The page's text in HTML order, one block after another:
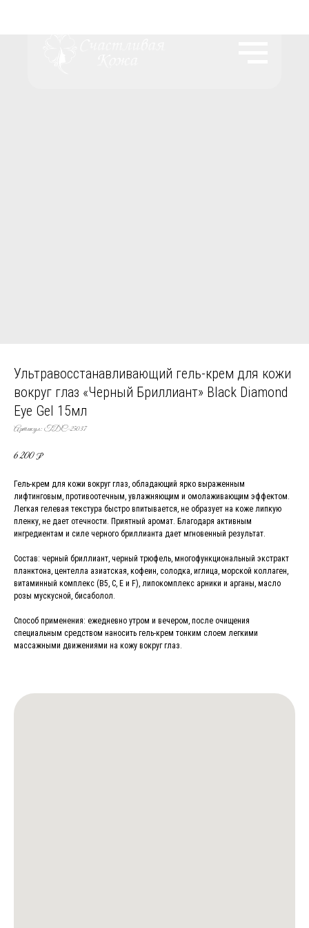
Ультравосстанавливающий гель-крем для кожи
вокруг глаз «Черный Бриллиант» Black Diamond
Eye Gel 15мл
Артикул: TDC-25037
6 200 ₽
Гель-крем для кожи вокруг глаз, обладающий ярко выраженным
лифтинговым, противоотечным, увлажняющим и омолаживающим эффектом.
Легкая гелевая текстура быстро впитывается, не образует на коже липкую
пленку, не дает отечности. Приятный аромат. Благодаря активным
ингредиентам и силе черного бриллианта дает мгновенный результат.
Состав: черный бриллиант, черный трюфель, многофункциональный экстракт
планктона, центелла азиатская, кофеин, солодка, иглица, морской коллаген,
витаминный комплекс (B5, C, E и F), липокомплекс арники и арганы, масло
розы мускусной, бисаболол.
Способ применения: ежедневно утром и вечером, после очищения
специальным средством наносить гель-крем тонким слоем легкими
массажными движениями на кожу вокруг глаз.